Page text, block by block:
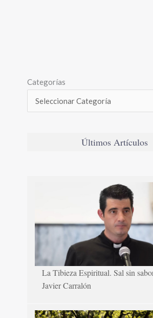
Categorías
Últimos Artículos
La Tibieza Espiritual. Sal sin
Javier Carralón